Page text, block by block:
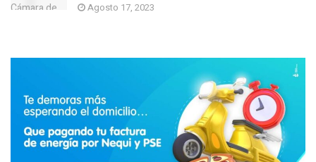
Agosto 17, 2023